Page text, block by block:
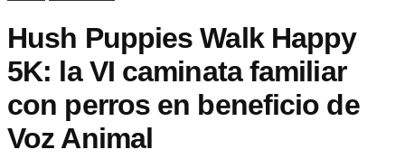
Hush Puppies Walk Happy
5K: la VI caminata familiar
con perros en beneficio de
Voz Animal